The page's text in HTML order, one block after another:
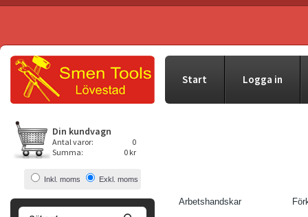
Start Logga in
Din kundvagn
Antal varor:
0
Summa:
0 kr
Inkl. moms Exkl. moms
Arbetshandskar